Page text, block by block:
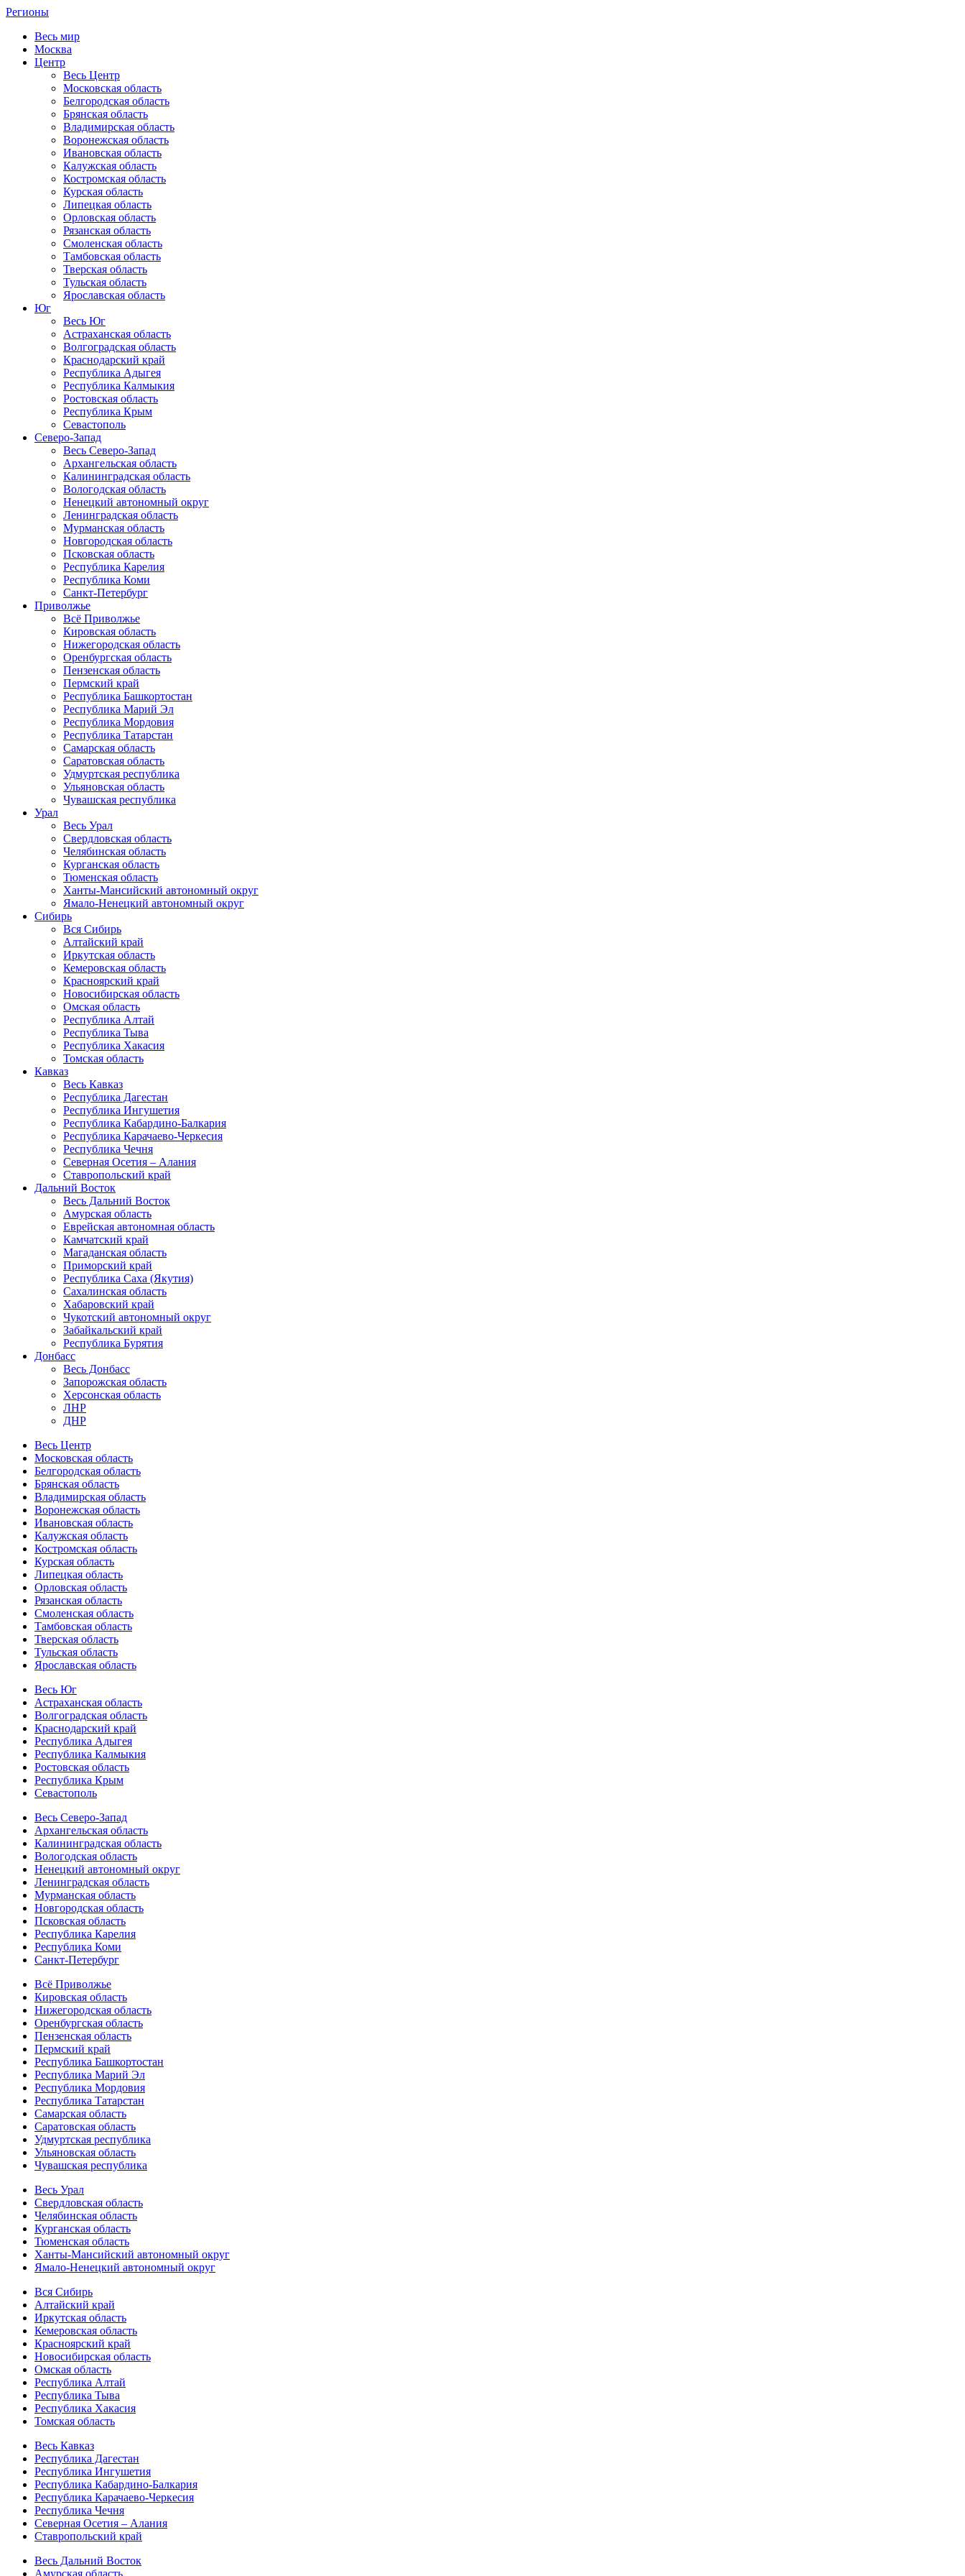
Регионы
Весь мир
Москва
Центр
Весь Центр
Московская область
Белгородская область
Брянская область
Владимирская область
Воронежская область
Ивановская область
Калужская область
Костромская область
Курская область
Липецкая область
Орловская область
Рязанская область
Смоленская область
Тамбовская область
Тверская область
Тульская область
Ярославская область
Юг
Весь Юг
Астраханская область
Волгоградская область
Краснодарский край
Республика Адыгея
Республика Калмыкия
Ростовская область
Республика Крым
Севастополь
Северо-Запад
Весь Северо-Запад
Архангельская область
Калининградская область
Вологодская область
Ненецкий автономный округ
Ленинградская область
Мурманская область
Новгородская область
Псковская область
Республика Карелия
Республика Коми
Санкт-Петербург
Приволжье
Всё Приволжье
Кировская область
Нижегородская область
Оренбургская область
Пензенская область
Пермский край
Республика Башкортостан
Республика Марий Эл
Республика Мордовия
Республика Татарстан
Самарская область
Саратовская область
Удмуртская республика
Ульяновская область
Чувашская республика
Урал
Весь Урал
Свердловская область
Челябинская область
Курганская область
Тюменская область
Ханты-Мансийский автономный округ
Ямало-Ненецкий автономный округ
Сибирь
Вся Сибирь
Алтайский край
Иркутская область
Кемеровская область
Красноярский край
Новосибирская область
Омская область
Республика Алтай
Республика Тыва
Республика Хакасия
Томская область
Кавказ
Весь Кавказ
Республика Дагестан
Республика Ингушетия
Республика Кабардино-Балкария
Республика Карачаево-Черкесия
Республика Чечня
Северная Осетия – Алания
Ставропольский край
Дальний Восток
Весь Дальний Восток
Амурская область
Еврейская автономная область
Камчатский край
Магаданская область
Приморский край
Республика Саха (Якутия)
Сахалинская область
Хабаровский край
Чукотский автономный округ
Забайкальский край
Республика Бурятия
Донбасс
Весь Донбасс
Запорожская область
Херсонская область
ЛНР
ДНР
Весь Центр
Московская область
Белгородская область
Брянская область
Владимирская область
Воронежская область
Ивановская область
Калужская область
Костромская область
Курская область
Липецкая область
Орловская область
Рязанская область
Смоленская область
Тамбовская область
Тверская область
Тульская область
Ярославская область
Весь Юг
Астраханская область
Волгоградская область
Краснодарский край
Республика Адыгея
Республика Калмыкия
Ростовская область
Республика Крым
Севастополь
Весь Северо-Запад
Архангельская область
Калининградская область
Вологодская область
Ненецкий автономный округ
Ленинградская область
Мурманская область
Новгородская область
Псковская область
Республика Карелия
Республика Коми
Санкт-Петербург
Всё Приволжье
Кировская область
Нижегородская область
Оренбургская область
Пензенская область
Пермский край
Республика Башкортостан
Республика Марий Эл
Республика Мордовия
Республика Татарстан
Самарская область
Саратовская область
Удмуртская республика
Ульяновская область
Чувашская республика
Весь Урал
Свердловская область
Челябинская область
Курганская область
Тюменская область
Ханты-Мансийский автономный округ
Ямало-Ненецкий автономный округ
Вся Сибирь
Алтайский край
Иркутская область
Кемеровская область
Красноярский край
Новосибирская область
Омская область
Республика Алтай
Республика Тыва
Республика Хакасия
Томская область
Весь Кавказ
Республика Дагестан
Республика Ингушетия
Республика Кабардино-Балкария
Республика Карачаево-Черкесия
Республика Чечня
Северная Осетия – Алания
Ставропольский край
Весь Дальний Восток
Амурская область